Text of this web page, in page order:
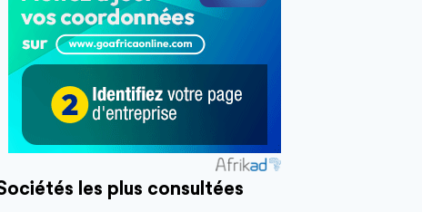
les plus consultées